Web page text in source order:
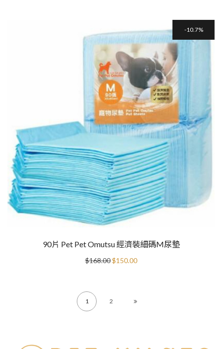
10.7%
90片 Pet Pet Omutsu 經濟裝細碼M尿墊
$168.00 Original
$150.00Current
1 2